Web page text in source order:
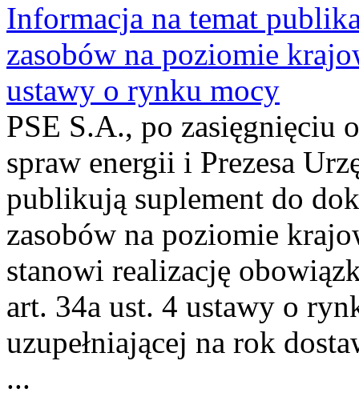
Informacja na temat
zasobów na poziomie
ustawy o rynku mocy
PSE S.A., po zasięgnięciu
spraw energii i Prezesa
publikują suplement do
zasobów na poziomie
stanowi realizację
art. 34a ust. 4 ustawy o
uzupełniającej na rok
...